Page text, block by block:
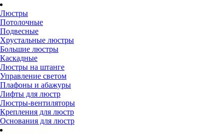
Люстры
Потолочные
Подвесные
Хрустальные люстры
Большие люстры
Каскадные
Люстры на штанге
Управление светом
Плафоны и абажуры
Лифты для люстр
Люстры-вентиляторы
Крепления для люстр
Основания для люстр